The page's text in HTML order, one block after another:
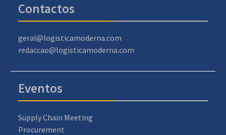
Contactos
geral@logisticamoderna.com
redaccao@logisticamoderna.com
Eventos
Supply Chain Meeting
Procurement